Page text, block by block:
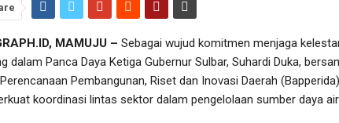
MAMUJU – Sebagai wujud komitmen menjaga
dalam Panca Daya Ketiga Gubernur Sulbar, Suhardi Duka,
Pembangunan, Riset dan Inovasi Daerah
koordinasi lintas sektor dalam pengelolaan sumber daya air